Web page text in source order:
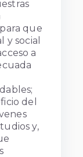
que
y social
a
del
y,